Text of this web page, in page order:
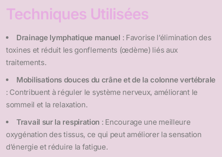
Techniques Utilisées
Drainage lymphatique manuel : Favorise l’élimination des
toxines et réduit les gonflements (œdème) liés aux
traitements.
Mobilisations douces du crâne et de la colonne vertébrale
: Contribuent à réguler le système nerveux, améliorant le
sommeil et la relaxation.
Travail sur la respiration : Encourage une meilleure
oxygénation des tissus, ce qui peut améliorer la sensation
d’énergie et réduire la fatigue.